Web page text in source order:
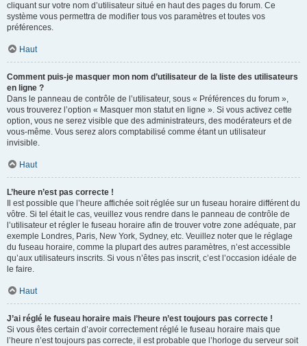
cliquant sur votre nom d’utilisateur situé en haut des pages du forum. Ce
système vous permettra de modifier tous vos paramètres et toutes vos
préférences.
Haut
Comment puis-je masquer mon nom d’utilisateur de la liste des utilisateurs
en ligne ?
Dans le panneau de contrôle de l’utilisateur, sous « Préférences du forum »,
vous trouverez l’option « Masquer mon statut en ligne ». Si vous activez cette
option, vous ne serez visible que des administrateurs, des modérateurs et de
vous-même. Vous serez alors comptabilisé comme étant un utilisateur
invisible.
Haut
L’heure n’est pas correcte !
Il est possible que l’heure affichée soit réglée sur un fuseau horaire différent du
vôtre. Si tel était le cas, veuillez vous rendre dans le panneau de contrôle de
l’utilisateur et régler le fuseau horaire afin de trouver votre zone adéquate, par
exemple Londres, Paris, New York, Sydney, etc. Veuillez noter que le réglage
du fuseau horaire, comme la plupart des autres paramètres, n’est accessible
qu’aux utilisateurs inscrits. Si vous n’êtes pas inscrit, c’est l’occasion idéale de
le faire.
Haut
J’ai réglé le fuseau horaire mais l’heure n’est toujours pas correcte !
Si vous êtes certain d’avoir correctement réglé le fuseau horaire mais que
l’heure n’est toujours pas correcte, il est probable que l’horloge du serveur soit